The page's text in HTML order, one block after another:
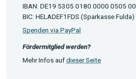
IBAN: DE19 5305 0180 0000 0505 00
BIC: HELADEF1FDS (Sparkasse Fulda)
Spenden via PayPal
Fördermitglied werden?
Mehr Infos aufdieser Seite